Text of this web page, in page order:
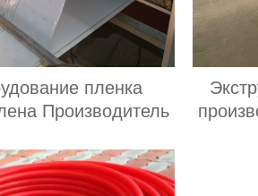
пленка
Производитель